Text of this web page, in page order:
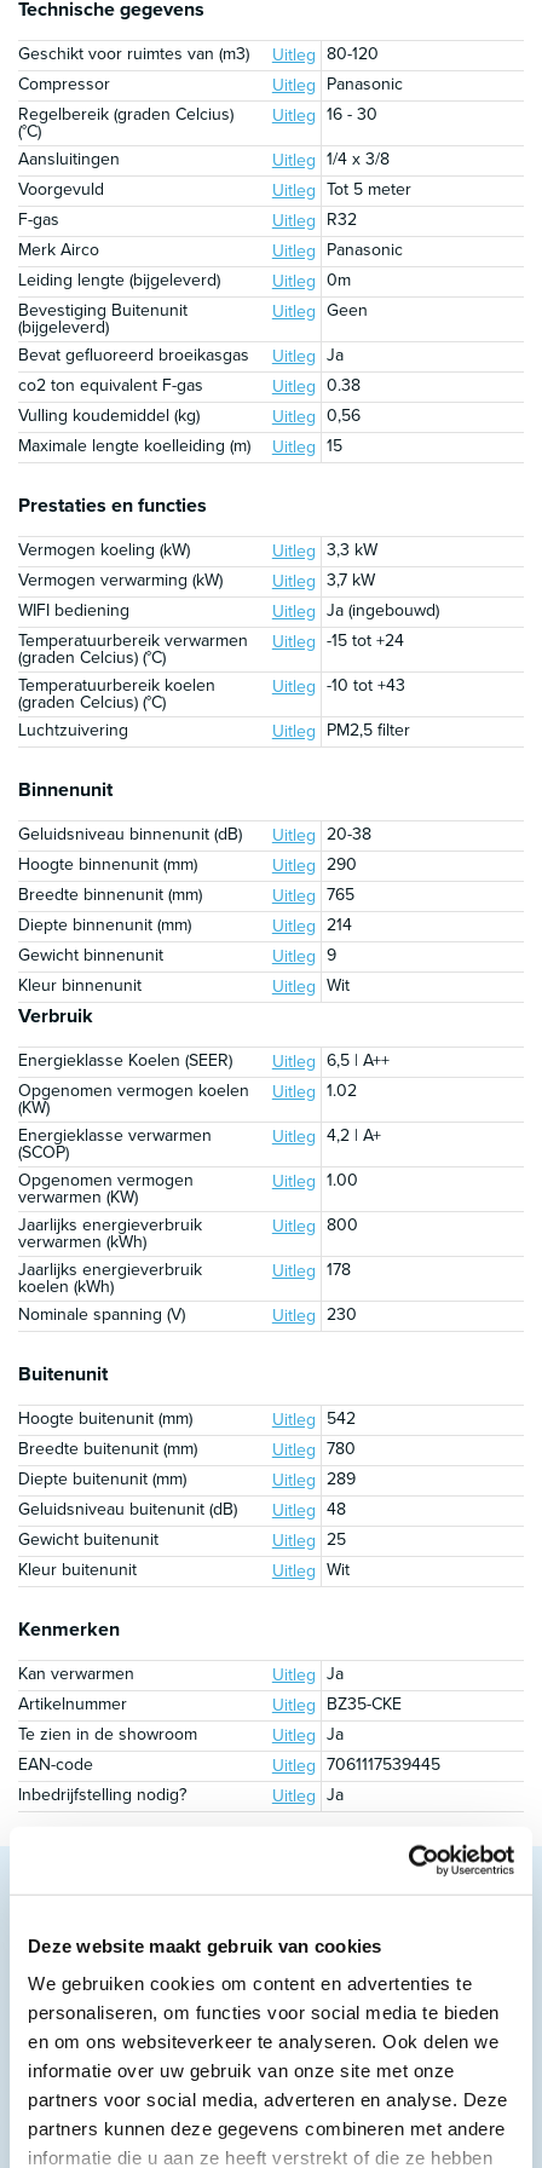
Deze website maakt gebruik van cookies
We gebruiken cookies om content en advertenties te
personaliseren, om functies voor social media te bieden
en om ons websiteverkeer te analyseren. Ook delen we
informatie over uw gebruik van onze site met onze
partners voor social media, adverteren en analyse. Deze
partners kunnen deze gegevens combineren met andere
informatie die u aan ze heeft verstrekt of die ze hebben
Technische gegevens
Geschikt voor ruimtes van (m3) Uitleg 80-120
Compressor
Uitleg Panasonic
Regelbereik (graden Celcius)
(°C)
Uitleg 16 - 30
Aansluitingen
Uitleg 1/4 x 3/8
Voorgevuld
Uitleg Tot 5 meter
F-gas
Uitleg R32
Merk Airco
Uitleg Panasonic
Leiding lengte (bijgeleverd)
Uitleg 0m
Bevestiging Buitenunit
(bijgeleverd)
Uitleg Geen
Bevat gefluoreerd broeikasgas
Uitleg Ja
co2 ton equivalent F-gas
Uitleg 0.38
Vulling koudemiddel (kg)
Uitleg 0,56
Maximale lengte koelleiding (m)
Uitleg 15
Prestaties en functies
Vermogen koeling (kW) Uitleg 3,3 kW
Vermogen verwarming (kW)
Uitleg 3,7 kW
WIFI bediening
Uitleg Ja (ingebouwd)
Temperatuurbereik verwarmen
(graden Celcius) (°C)
Uitleg -15 tot +24
Temperatuurbereik koelen
(graden Celcius) (°C)
Uitleg -10 tot +43
Luchtzuivering
Uitleg PM2,5 filter
Binnenunit
Geluidsniveau binnenunit (dB) Uitleg 20-38
Hoogte binnenunit (mm)
Uitleg 290
Breedte binnenunit (mm)
Uitleg 765
Diepte binnenunit (mm)
Uitleg 214
Gewicht binnenunit
Uitleg 9
Kleur binnenunit
Uitleg Wit
Verbruik
Energieklasse Koelen (SEER) Uitleg 6,5 | A++
Opgenomen vermogen koelen
(KW)
Uitleg 1.02
Energieklasse verwarmen
(SCOP)
Uitleg 4,2 | A+
Opgenomen vermogen
verwarmen (KW)
Uitleg 1.00
Jaarlijks energieverbruik
verwarmen (kWh)
Uitleg 800
Jaarlijks energieverbruik
koelen (kWh)
Uitleg 178
Nominale spanning (V)
Uitleg 230
Buitenunit
Hoogte buitenunit (mm) Uitleg 542
Breedte buitenunit (mm)
Uitleg 780
Diepte buitenunit (mm)
Uitleg 289
Geluidsniveau buitenunit (dB)
Uitleg 48
Gewicht buitenunit
Uitleg 25
Kleur buitenunit
Uitleg Wit
Kenmerken
Kan verwarmen Uitleg Ja
Artikelnummer
Uitleg BZ35-CKE
Te zien in de showroom
Uitleg Ja
EAN-code
Uitleg 7061117539445
Inbedrijfstelling nodig?
Uitleg Ja
Omschrijving